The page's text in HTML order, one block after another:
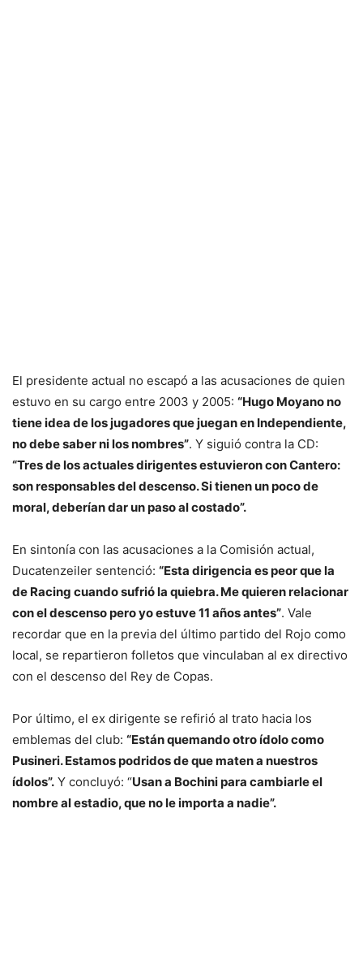
El presidente actual no escapó a las acusaciones de quien
estuvo en su cargo entre 2003 y 2005: “Hugo Moyano no
tiene idea de los jugadores que juegan en Independiente,
no debe saber ni los nombres”. Y siguió contra la CD:
“Tres de los actuales dirigentes estuvieron con Cantero:
son responsables del descenso. Si tienen un poco de
moral, deberían dar un paso al costado”.
En sintonía con las acusaciones a la Comisión actual,
Ducatenzeiler sentenció: “Esta dirigencia es peor que la
de Racing cuando sufrió la quiebra. Me quieren relacionar
con el descenso pero yo estuve 11 años antes”. Vale
recordar que en la previa del último partido del Rojo como
local, se repartieron folletos que vinculaban al ex directivo
con el descenso del Rey de Copas.
Por último, el ex dirigente se refirió al trato hacia los
emblemas del club: “Están quemando otro ídolo como
Pusineri. Estamos podridos de que maten a nuestros
ídolos”. Y concluyó: “Usan a Bochini para cambiarle el
nombre al estadio, que no le importa a nadie”.